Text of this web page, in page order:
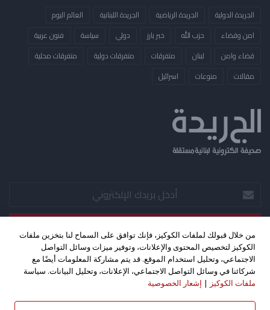
الجريدة الدولية الجريدة الرياضية الجريدة اللبنانية
العالم اليوم
امن وقضاء
حزب الله خبر بارز دولي سياسة
فنون عربية
قضاء وامن
لبنان متفرقات متفرقات دولية
متفرقات محلية
مقالات
منوعات ​اسرائيل
أدخل
بريدك
الإلكتروني
فيسبوك
‫X
‫YouTube
من خلال قبولك لملفات الكوكيز، فإنك توافق على السماح لنا بتخزين ملفات
الكوكيز لتخصيص المحتوى والإعلانات، وتوفير ميزات وسائل التواصل
الاجتماعي، وتحليل استخدام الموقع. قد يتم مشاركة المعلومات أيضًا مع
شركائنا في وسائل التواصل الاجتماعي، الإعلانات، وتحليل البيانات. سياسة
ملفات الكوكيز | إشعار الخصوصية